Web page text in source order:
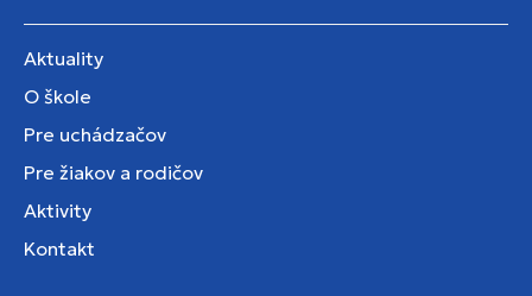
Aktuality
O škole
Pre uchádzačov
Pre žiakov a rodičov
Aktivity
Kontakt